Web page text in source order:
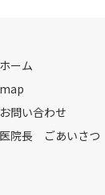
ホーム
map
お問い合わせ
医院長 ごあいさつ